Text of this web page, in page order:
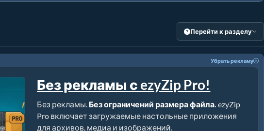
Перейти к разделу
Убрать рекламу
Без рекламы с ezyZip Pro!
Без рекламы. Без ограничений размера файла. ezyZip
Pro включает загружаемые настольные приложения
для архивов, медиа и изображений.